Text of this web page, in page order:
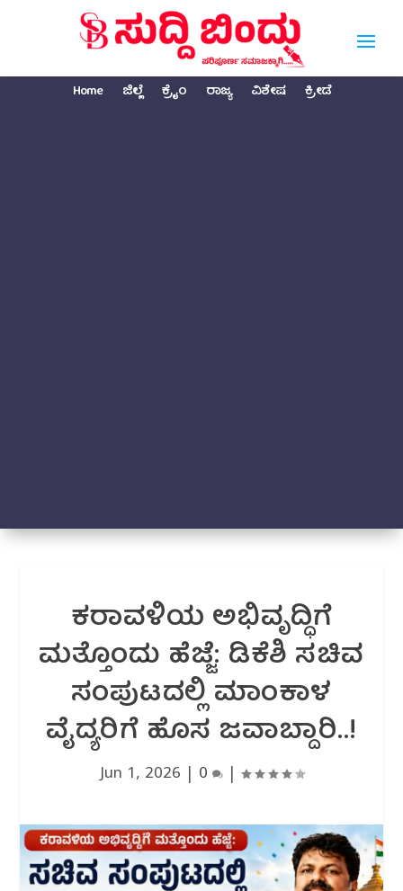
Home ಜಿಲ್ಲೆ ಕ್ರೈಂ ರಾಜ್ಯ ವಿಶೇಷ ಕ್ರೀಡೆ
ಕರಾವಳಿಯ ಅಭಿವೃದ್ಧಿಗೆ
ಮತ್ತೊಂದು ಹೆಜ್ಜೆ: ಡಿಕೆಶಿ ಸಚಿವ
ಸಂಪುಟದಲ್ಲಿ ಮಾಂಕಾಳ
ವೈದ್ಯರಿಗೆ ಹೊಸ ಜವಾಬ್ದಾರಿ..!
Jun 1, 2026 0 |